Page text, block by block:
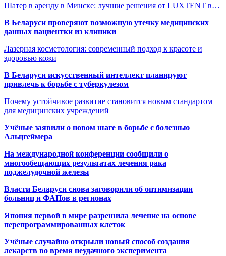
Шатер в аренду в Минске: лучшие решения от LUXTENT в…
В Беларуси проверяют возможную утечку медицинских
данных пациентки из клиники
Лазерная косметология: современный подход к красоте и
здоровью кожи
В Беларуси искусственный интеллект планируют
привлечь к борьбе с туберкулезом
Почему устойчивое развитие становится новым стандартом
для медицинских учреждений
Учёные заявили о новом шаге в борьбе с болезнью
Альцгеймера
На международной конференции сообщили о
многообещающих результатах лечения рака
поджелудочной железы
Власти Беларуси снова заговорили об оптимизации
больниц и ФАПов в регионах
Япония первой в мире разрешила лечение на основе
перепрограммированных клеток
Учёные случайно открыли новый способ создания
лекарств во время неудачного эксперимента